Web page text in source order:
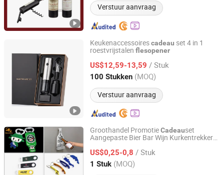
Verstuur aanvraag
Keukenaccessoirescadeau set 4 in 1
roestvrijstalen flesopener
US$12,59-13,59 / Stuk
100 Stukken (MOQ)
Verstuur aanvraag
Guangzhou Bairui Houseware Co., Ltd.
Guangdong, China Sinds 2018
Groothandel PromotieCadeauset
Aangepaste Bier Bar Wijn Kurkentrekker
RVS Sleutelhanger Guinness Blik Ring Pot
Leeg Flesopener
US$0,25-0,8 / Stuk
1 Stuk (MOQ)
Dongguan AQ PINS&GIFTS CO.,LTD
Guangdong, China Sinds 2010